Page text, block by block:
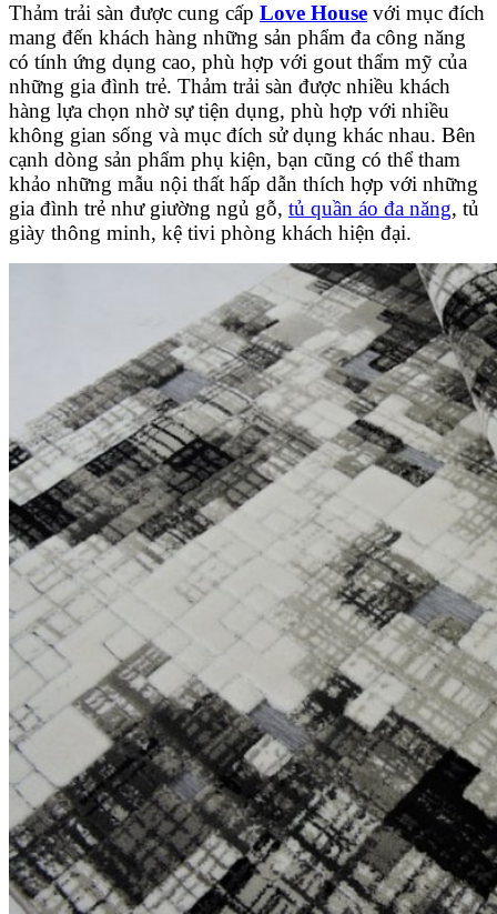
Thảm trải sàn được cung cấp Love House với mục đích
mang đến khách hàng những sản phẩm đa công năng
có tính ứng dụng cao, phù hợp với gout thẩm mỹ của
những gia đình trẻ. Thảm trải sàn được nhiều khách
hàng lựa chọn nhờ sự tiện dụng, phù hợp với nhiều
không gian sống và mục đích sử dụng khác nhau. Bên
cạnh dòng sản phẩm phụ kiện, bạn cũng có thể tham
khảo những mẫu nội thất hấp dẫn thích hợp với những
gia đình trẻ như giường ngủ gỗ, tủ quần áo đa năng, tủ
giày thông minh, kệ tivi phòng khách hiện đại.